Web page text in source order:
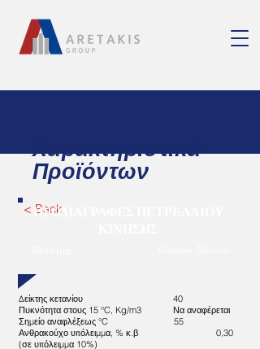
Χαρακτηριστικά
Προϊόντων
< Back
ΠΡΟΔΙΑΓΡΑΦΕΣ ΠΕΤΡΕΛΑΙΟΥ
Δείκτης κετανίου 40
Πυκνότητα στους 15 °C, Kg/m3 Να αναφέρεται
Σημείο αναφλέξεως °C 55
Ανθρακούχο υπόλειμμα, % κ.β 0,30
(σε υπόλειμμα 10%)